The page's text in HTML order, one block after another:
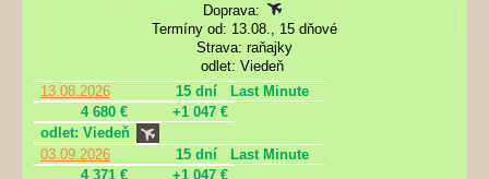
Doprava:
Termíny od: 13.08., 15 dňové
Strava: raňajky
odlet: Viedeň
13.08.2026
15 dní
Last Minute
4 680 €
+1 047 €
odlet: Viedeň
03.09.2026
15 dní
Last Minute
4 371 €
+1 047 €